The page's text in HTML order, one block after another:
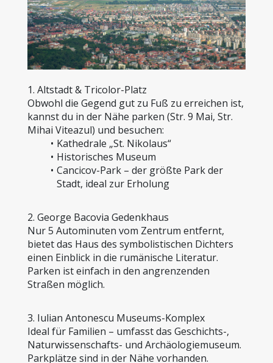
1. Altstadt & Tricolor-Platz
Obwohl die Gegend gut zu Fuß zu erreichen ist,
kannst du in der Nähe parken (Str. 9 Mai, Str.
Mihai Viteazul) und besuchen:
Kathedrale „St. Nikolaus“
Historisches Museum
Cancicov-Park – der größte Park der
Stadt, ideal zur Erholung
2. George Bacovia Gedenkhaus
Nur 5 Autominuten vom Zentrum entfernt,
bietet das Haus des symbolistischen Dichters
einen Einblick in die rumänische Literatur.
Parken ist einfach in den angrenzenden
Straßen möglich.
3. Iulian Antonescu Museums-Komplex
Ideal für Familien – umfasst das Geschichts-,
Naturwissenschafts- und Archäologiemuseum.
Parkplätze sind in der Nähe vorhanden.